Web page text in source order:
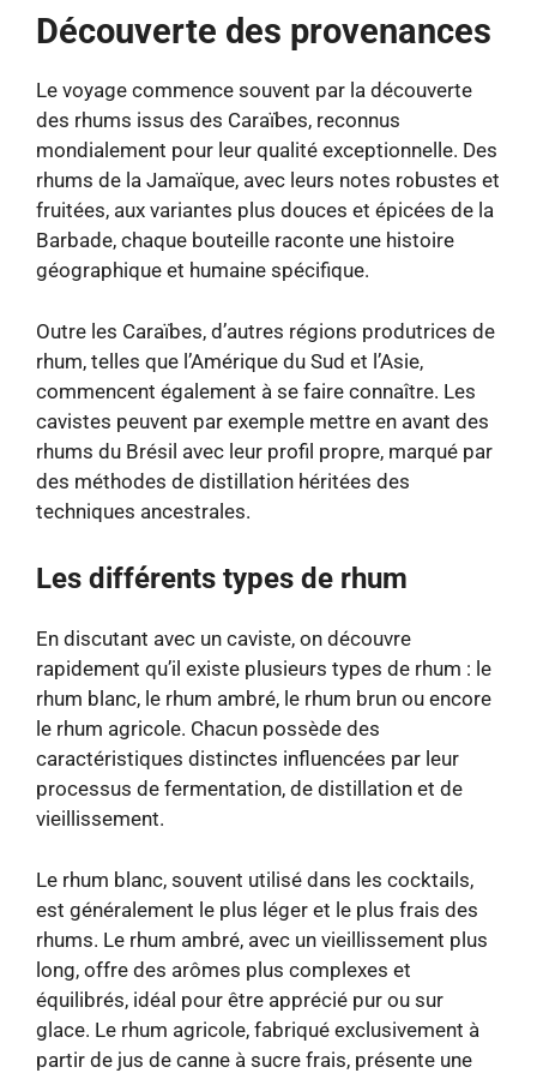
Découverte des provenances
Le voyage commence souvent par la découverte
des rhums issus des Caraïbes, reconnus
mondialement pour leur qualité exceptionnelle. Des
rhums de la Jamaïque, avec leurs notes robustes et
fruitées, aux variantes plus douces et épicées de la
Barbade, chaque bouteille raconte une histoire
géographique et humaine spécifique.
Outre les Caraïbes, d’autres régions produtrices de
rhum, telles que l’Amérique du Sud et l’Asie,
commencent également à se faire connaître. Les
cavistes peuvent par exemple mettre en avant des
rhums du Brésil avec leur profil propre, marqué par
des méthodes de distillation héritées des
techniques ancestrales.
Les différents types de rhum
En discutant avec un caviste, on découvre
rapidement qu’il existe plusieurs types de rhum : le
rhum blanc, le rhum ambré, le rhum brun ou encore
le rhum agricole. Chacun possède des
caractéristiques distinctes influencées par leur
processus de fermentation, de distillation et de
vieillissement.
Le rhum blanc, souvent utilisé dans les cocktails,
est généralement le plus léger et le plus frais des
rhums. Le rhum ambré, avec un vieillissement plus
long, offre des arômes plus complexes et
équilibrés, idéal pour être apprécié pur ou sur
glace. Le rhum agricole, fabriqué exclusivement à
partir de jus de canne à sucre frais, présente une